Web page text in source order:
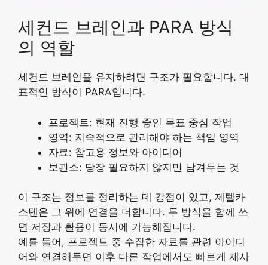
세컨드 브레인과 PARA 방식
의 역할
세컨드 브레인을 유지하려면 구조가 필요합니다. 대
표적인 방식이 PARA입니다.
프로젝트: 현재 진행 중인 목표 중심 작업
영역: 지속적으로 관리해야 하는 책임 영역
자료: 참고용 정보와 아이디어
보관소: 당장 필요하지 않지만 남겨두는 것
이 구조는 정보를 정리하는 데 강점이 있고, 제텔카
스텐은 그 위에 연결을 더합니다. 두 방식을 함께 쓰
면 저장과 활용이 동시에 가능해집니다.
예를 들어, 프로젝트 중 수집한 자료를 관련 아이디
어와 연결해두면 이후 다른 작업에서도 빠르게 재사